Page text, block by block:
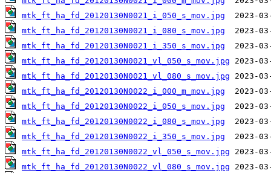
mtk_ft_ha_fd_20120130N0021_i_050_s_mov.jpg
mtk_ft_ha_fd_20120130N0021_i_080_s_mov.jpg
mtk_ft_ha_fd_20120130N0021_i_350_s_mov.jpg
mtk_ft_ha_fd_20120130N0021_vl_050_s_mov.jpg
mtk_ft_ha_fd_20120130N0021_vl_080_s_mov.jpg
mtk_ft_ha_fd_20120130N0022_i_000_m_mov.jpg
mtk_ft_ha_fd_20120130N0022_i_050_s_mov.jpg
mtk_ft_ha_fd_20120130N0022_i_080_s_mov.jpg
mtk_ft_ha_fd_20120130N0022_i_350_s_mov.jpg
mtk_ft_ha_fd_20120130N0022_vl_050_s_mov.jpg
mtk_ft_ha_fd_20120130N0022_vl_080_s_mov.jpg